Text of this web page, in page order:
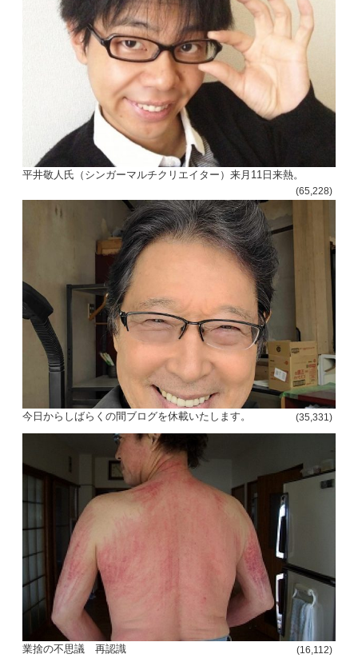
平井敬人氏（シンガーマルチクリエイター）来月11日来熱。
(65,228)
今日からしばらくの間ブログを休載いたします。 (35,331)
業捨の不思議 再認識 (16,112)